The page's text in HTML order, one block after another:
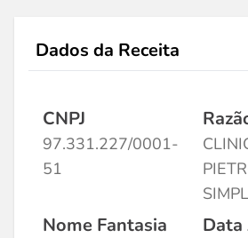
Dados da Receita
CNPJ
97.331.227/0001-
51
Nome Fantasia